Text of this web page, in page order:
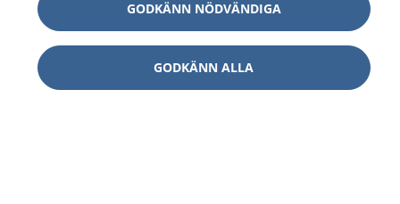
GODKÄNN NÖDVÄNDIGA
GODKÄNN ALLA